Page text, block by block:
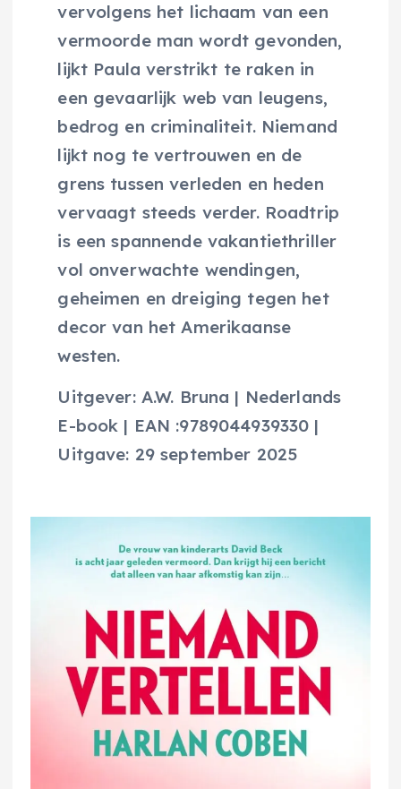
vervolgens het lichaam van een
vermoorde man wordt gevonden,
lijkt Paula verstrikt te raken in
een gevaarlijk web van leugens,
bedrog en criminaliteit. Niemand
lijkt nog te vertrouwen en de
grens tussen verleden en heden
vervaagt steeds verder. Roadtrip
is een spannende vakantiethriller
vol onverwachte wendingen,
geheimen en dreiging tegen het
decor van het Amerikaanse
westen.
Uitgever: A.W. Bruna | Nederlands
E-book | EAN :9789044939330 |
Uitgave: 29 september 2025